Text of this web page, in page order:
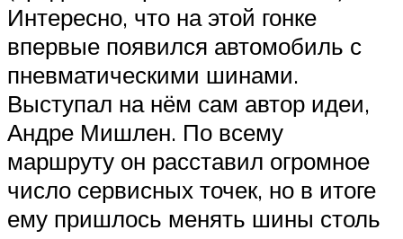
Интересно, что на этой гонке
впервые появился автомобиль с
пневматическими шинами.
Выступал на нём сам автор идеи,
Андре Мишлен. По всему
маршруту он расставил огромное
число сервисных точек, но в итоге
ему пришлось менять шины столь